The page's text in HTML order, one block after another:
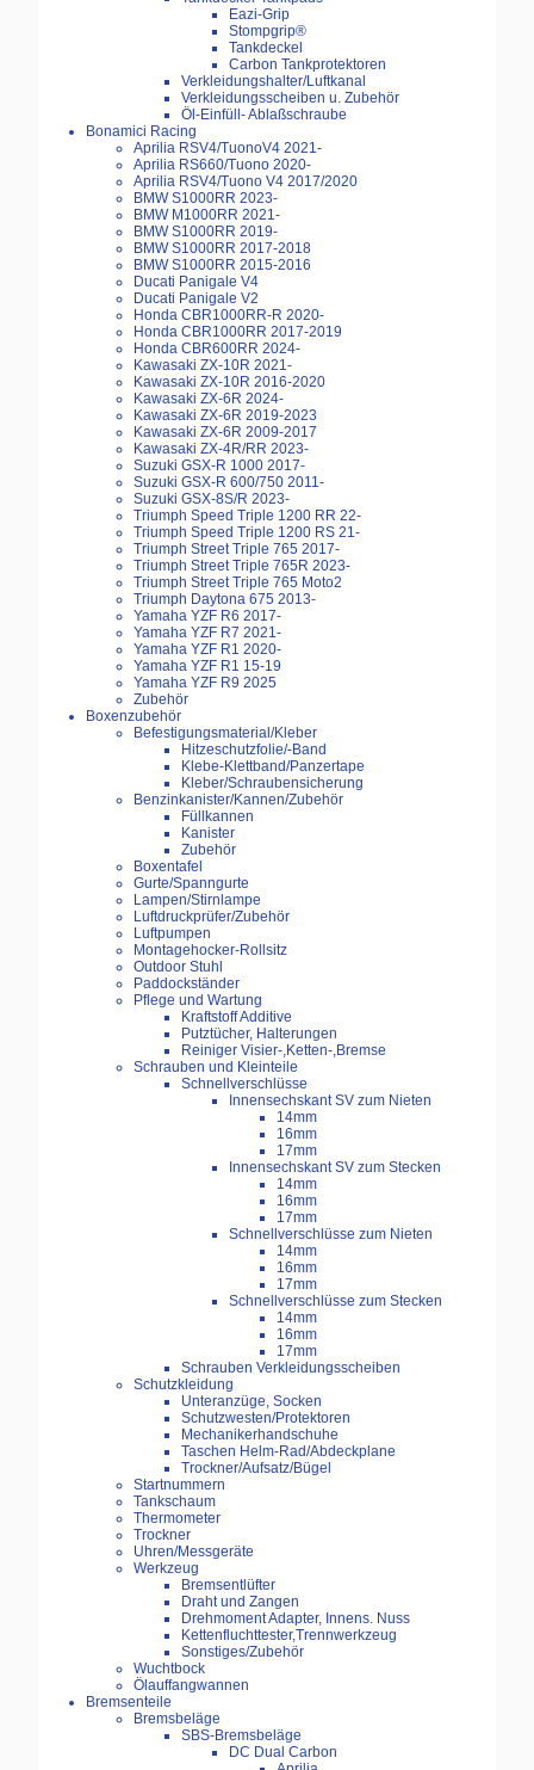
Eazi-Grip
Stompgrip®
Tankdeckel
Carbon Tankprotektoren
Verkleidungshalter/Luftkanal
Verkleidungsscheiben u. Zubehör
Öl-Einfüll- Ablaßschraube
Bonamici Racing
Aprilia RSV4/TuonoV4 2021-
Aprilia RS660/Tuono 2020-
Aprilia RSV4/Tuono V4 2017/2020
BMW S1000RR 2023-
BMW M1000RR 2021-
BMW S1000RR 2019-
BMW S1000RR 2017-2018
BMW S1000RR 2015-2016
Ducati Panigale V4
Ducati Panigale V2
Honda CBR1000RR-R 2020-
Honda CBR1000RR 2017-2019
Honda CBR600RR 2024-
Kawasaki ZX-10R 2021-
Kawasaki ZX-10R 2016-2020
Kawasaki ZX-6R 2024-
Kawasaki ZX-6R 2019-2023
Kawasaki ZX-6R 2009-2017
Kawasaki ZX-4R/RR 2023-
Suzuki GSX-R 1000 2017-
Suzuki GSX-R 600/750 2011-
Suzuki GSX-8S/R 2023-
Triumph Speed Triple 1200 RR 22-
Triumph Speed Triple 1200 RS 21-
Triumph Street Triple 765 2017-
Triumph Street Triple 765R 2023-
Triumph Street Triple 765 Moto2
Triumph Daytona 675 2013-
Yamaha YZF R6 2017-
Yamaha YZF R7 2021-
Yamaha YZF R1 2020-
Yamaha YZF R1 15-19
Yamaha YZF R9 2025
Zubehör
Boxenzubehör
Befestigungsmaterial/Kleber
Hitzeschutzfolie/-Band
Klebe-Klettband/Panzertape
Kleber/Schraubensicherung
Benzinkanister/Kannen/Zubehör
Füllkannen
Kanister
Zubehör
Boxentafel
Gurte/Spanngurte
Lampen/Stirnlampe
Luftdruckprüfer/Zubehör
Luftpumpen
Montagehocker-Rollsitz
Outdoor Stuhl
Paddockständer
Pflege und Wartung
Kraftstoff Additive
Putztücher, Halterungen
Reiniger Visier-,Ketten-,Bremse
Schrauben und Kleinteile
Schnellverschlüsse
Innensechskant SV zum Nieten
14mm
16mm
17mm
Innensechskant SV zum Stecken
14mm
16mm
17mm
Schnellverschlüsse zum Nieten
14mm
16mm
17mm
Schnellverschlüsse zum Stecken
14mm
16mm
17mm
Schrauben Verkleidungsscheiben
Schutzkleidung
Unteranzüge, Socken
Schutzwesten/Protektoren
Mechanikerhandschuhe
Taschen Helm-Rad/Abdeckplane
Trockner/Aufsatz/Bügel
Startnummern
Tankschaum
Thermometer
Trockner
Uhren/Messgeräte
Werkzeug
Bremsentlüfter
Draht und Zangen
Drehmoment Adapter, Innens. Nuss
Kettenfluchttester,Trennwerkzeug
Sonstiges/Zubehör
Wuchtbock
Ölauffangwannen
Bremsenteile
Bremsbeläge
SBS-Bremsbeläge
DC Dual Carbon